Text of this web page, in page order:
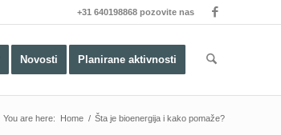
+31 640198868 pozovite nas
Novosti Planirane aktivnosti
You are here: Home / Šta je bioenergija i kako pomaže?